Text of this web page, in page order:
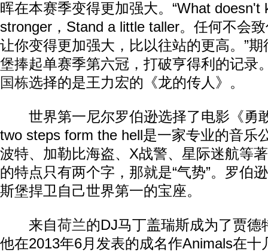
晖在本赛季变得更加强大。“What doesn't
stronger，Stand a little taller。任何不会
让你变得更加强大，比以往站的更高。”
堡捧起单赛季第六冠，打破亨得利的记录
国栋选择的是王力宏的《龙的传人》。
世界第一尼尔罗伯逊选择了电影《勇
two steps form the hell是一家专业的音乐
波特、加勒比海盗、X战警、星际迷航等
的特点只有两个字，那就是“气势”。罗伯
斯堡捍卫自己世界第一的宝座。
来自荷兰的DJ马丁盖瑞斯成为了贾德
他在2013年6月发表的成名作Animals在十